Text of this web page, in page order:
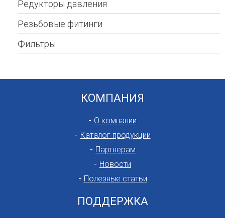
Редукторы давления
Резьбовые фитинги
Фильтры
КОМПАНИЯ
О компании
Каталог продукции
Партнерам
Новости
Полезные статьи
ПОДДЕРЖКА